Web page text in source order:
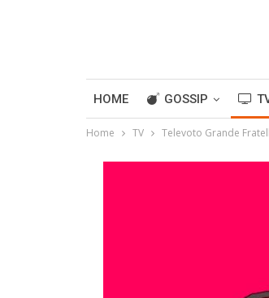
HOME GOSSIP
Home TV Televoto Grande